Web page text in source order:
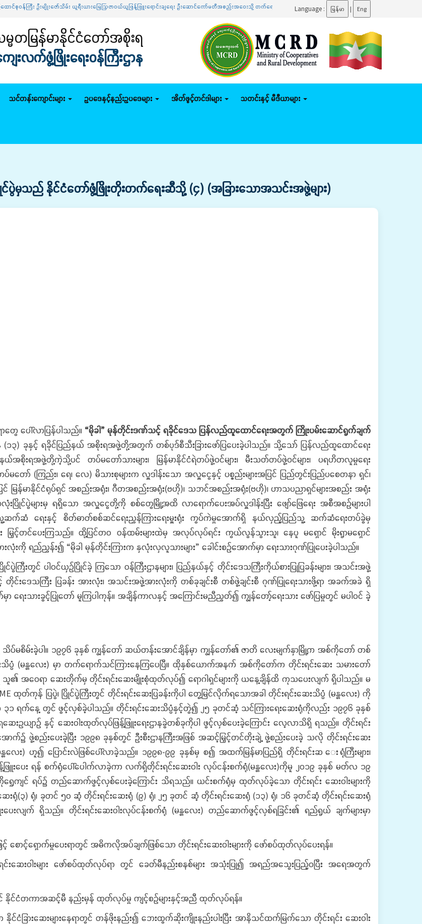
ဦးမျိုးဇော်သိမ်း ယူရီးယားမြေဩဇာဝယ်ယူဖြန့်ဖြူးရောင်းချရေး ဦးဆောင်ကော်မတီအစည်းအဝေးသို့ တက်ရောက်.......ပြည်ထောင်စုဝန်ကြီး ဦးမျိုးဇော်သိမ်း နေပြည်တော်ကောင်စီနယ်မြေ
Language : မြန်မာ | Eng
မတမြန်မာနိုင်ငံတော်အစိုးရ
းလက်ဖွံ့ဖြိုးရေးဝန်ကြီးဌာန
သင်တန်းကျောင်းများ ဥပဒေနှင့်နည်းဥပဒေများ အိတ်ဖွင့်တင်ဒါများ သတင်းနှင့် မီဒီယာများ
မှသည် နိုင်ငံတော်ဖွံ့ဖြိုးတိုးတက်ရေးဆီသို့ (၄) (အခြားသောအသင်းအဖွဲ့များ)
တွေ ပေါ်လာပြန်ပါသည်။ “မိုခါ” မုန်တိုင်းဒဏ်သင့် ရခိုင်ဒေသ ပြန်လည်ထူထောင်ရေးအတွက် ကြိုးပမ်းဆောင်ရွက်ချက်
ဌာန (၁၃) ခုနှင့် ရခိုင်ပြည်နယ် အစိုးရအဖွဲ့တို့အတွက် တစ်ပုဒ်စီသီးခြားဖော်ပြပေးခဲ့ပါသည်။ သို့သော် ပြန်လည်ထူထောင်ရေး
ယ်အစိုးရအဖွဲ့တို့ကဲ့သို့ပင် တပ်မတော်သားများ၊ မြန်မာနိုင်ငံရဲတပ်ဖွဲ့ဝင်များ၊ မီးသတ်တပ်ဖွဲ့ဝင်များ၊ ပရဟိတလူမှုရေး
ော် (ကြည်း၊ ရေ၊ လေ) မိသားစုများက လှူဒါန်းသော အလှူငွေနှင့် ပစ္စည်းများအပြင် ပြည်တွင်းပြည်ပစေတနာ ရှင်၊
ြင် မြန်မာနိုင်ငံရုပ်ရှင် အစည်းအရုံး၊ ဂီတအစည်းအရုံး(ဗဟို)၊ သဘင်အစည်းအရုံး(ဗဟို)၊ ဟာသပညာရှင်များအစည်း အရုံး
င်ပွဲများမှ ရရှိသော အလှူငွေတို့ကို စစ်တွေမြို့အထိ လာရောက်ပေးအပ်လှူဒါန်းပြီး ဖျော်ဖြေရေး အစီအစဉ်များပါ
ည်သူ့ဆက်ဆံ ရေးနှင့် စိတ်ဓာတ်စစ်ဆင်ရေးညွှန်ကြားရေးမှူးရုံး ကွပ်ကဲမှုအောက်ရှိ နယ်လှည့်ပြည်သူ့ ဆက်ဆံရေးတပ်ခွဲမှ
မြှင့်တင်ပေးကြသည်။ ထို့ပြင်တဝ ဝန်ထမ်းများထဲမှ အလုပ်လုပ်ရင်း ကွယ်လွန်သွားသူ၊ နေပူ မရှောင် မိုးရွာမရှောင်
ရည်ညွှန်း၍ “မိုခါ မုန်တိုင်းကြားက နှလုံးလှလူသားများ” ခေါင်းစဉ်အောက်မှာ ရေးသားဂုဏ်ပြုပေးခဲ့ပါသည်။
ပါဝင်ယှဉ်ပြိုင်ခဲ့ ကြသော ဝန်ကြီးဌာနများ၊ ပြည်နယ်နှင့် တိုင်းဒေသကြီးကိုယ်စားပြုပြခန်းများ၊ အသင်းအဖွဲ့
နှင့် တိုင်းဒေသကြီး ပြခန်း အားလုံး၊ အသင်းအဖွဲ့အားလုံးကို တစ်ခုချင်းစီ တစ်ဖွဲ့ချင်းစီ ဂုဏ်ပြုရေးသားဖို့ရာ အခက်အခဲ ရှိ
ာ ရေးသားခွင့်ပြုတော် မူကြပါကုန်။ အချိန်ကာလနှင့် အကြောင်းမညီညွတ်၍ ကျွန်တော့်ရေးသား ဖော်ပြမှုတွင် မပါဝင် ခဲ့
မ်းခဲ့ပါ။ ၁၉၇၆ ခုနှစ် ကျွန်တော် ဆယ်တန်းအောင်ချိန်မှာ ကျွန်တော်၏ ဇာတိ လေးမျက်နှာမြို့က အစ်ကိုတော် တစ်
(မန္တလေး) မှာ တက်ရောက်သင်ကြားနေကြပေပြီ။ ထိုနှစ်ယောက်အနက် အစ်ကိုတော်က တိုင်းရင်းဆေး သမားတော်
သူ၏ အဝေရာ ဆေးတိုက်မှ တိုင်းရင်းဆေးမျိုးစုံထုတ်လုပ်၍ ရောဂါရှင်များကို ယနေ့ချိန်ထိ ကုသပေးလျက် ရှိပါသည်။ မ
ထုတ်ကုန် ပြပွဲ၊ ပြိုင်ပွဲကြီးတွင် တိုင်းရင်းဆေးပြခန်းကိုပါ တွေ့မြင်လိုက်ရသောအခါ တိုင်းရင်းဆေးသိပ္ပံ (မန္တလေး) ကို
၁ ရက်နေ့ တွင် ဖွင့်လှစ်ခဲ့ပါသည်။ တိုင်းရင်းဆေးသိပ္ပံနှင့်တွဲ၍ ၂၅ ခုတင်ဆံ့ သင်ကြားရေးဆေးရုံကိုလည်း ၁၉၇၆ ခုနှစ်
ာဉ် နှင့် ဆေးဝါးထုတ်လုပ်ဖြန့်ဖြူးရေးဌာနခွဲတစ်ခုကိုပါ ဖွင့်လှစ်ပေးခဲ့ကြောင်း လေ့လာသိရှိ ရသည်။ တိုင်းရင်း
ောက်၌ ဖွဲ့စည်းပေးခဲ့ပြီး ၁၉၉၈ ခုနှစ်တွင် ဦးစီးဌာနကြီးအဖြစ် အဆင့်မြှင့်တင်တိုးချဲ့ ဖွဲ့စည်းပေးခဲ့ သလို တိုင်းရင်းဆေး
ေး) ဟူ၍ ပြောင်းလဲဖြစ်ပေါ်လာခဲ့သည်။ ၁၉၉၈-၉၉ ခုနှစ်မှ စ၍ အထက်မြန်မာပြည်ရှိ တိုင်းရင်းဆ ေးရုံကြီးများ၊
ဖြူးပေး ရန် စက်ရုံပေါ်ပေါက်လာခဲ့ကာ လက်ရှိတိုင်းရင်းဆေးဝါး လုပ်ငန်းစက်ရုံ(မန္တလေး)ကိုမူ ၂၀၁၉ ခုနှစ် မတ်လ ၁၉
ေကျင် ရပ်၌ တည်ဆောက်ဖွင့်လှစ်ပေးခဲ့ကြောင်း သိရသည်။ ယင်းစက်ရုံမှ ထုတ်လုပ်ခဲ့သော တိုင်းရင်း ဆေးဝါးများကို
(၃) ရုံ၊ ခုတင် ၅၀ ဆံ့ တိုင်းရင်းဆေးရုံ (၉) ရုံ၊ ၂၅ ခုတင် ဆံ့ တိုင်းရင်းဆေးရုံ (၁၃) ရုံ၊ ၁၆ ခုတင်ဆံ့ တိုင်းရင်းဆေးရုံ
းပေးလျက် ရှိသည်။ တိုင်းရင်းဆေးဝါးလုပ်ငန်းစက်ရုံ (မန္တလေး) တည်ဆောက်ဖွင့်လှစ်ရခြင်း၏ ရည်ရွယ် ချက်များမှာ
စောင့်ရှောက်မှုပေးရာတွင် အဓိကလိုအပ်ချက်ဖြစ်သော တိုင်းရင်းဆေးဝါးများကို ဖော်စပ်ထုတ်လုပ်ပေးရန်။
းဝါးများ ဖော်စပ်ထုတ်လုပ်ရာ တွင် ခေတ်မီနည်းစနစ်များ အသုံးပြု၍ အရည်အသွေးပြည့်ဝပြီး အရေအတွက်
င် နိုင်ငံတကာအဆင့်မီ နည်းမှန် ထုတ်လုပ်မှု ကျင့်စဉ်များနှင့်အညီ ထုတ်လုပ်ရန်။
င်ငံခြားဆေးများနေရာတွင် တန်ဖိုးနည်း၍ ဘေးထွက်ဆိုးကျိုးနည်းပါးပြီး အာနိသင်ထက်မြက်သော တိုင်းရင်း ဆေးဝါး